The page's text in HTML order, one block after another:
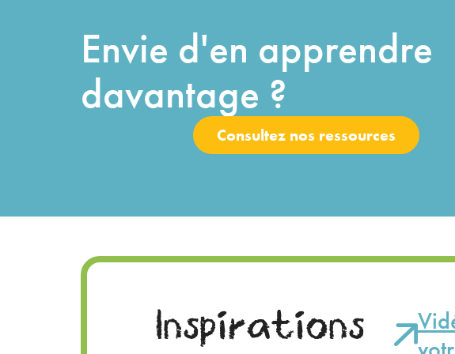
Envie d'en apprendre
davantage ?
Consultez nos ressources
Inspirations